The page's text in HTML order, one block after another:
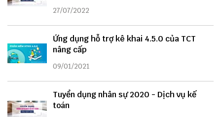
27/07/2022
Ứng dụng hỗ trợ kê khai 4.5.0 của TCT
nâng cấp
09/01/2021
Tuyển dụng nhân sự 2020 - Dịch vụ kế
toán